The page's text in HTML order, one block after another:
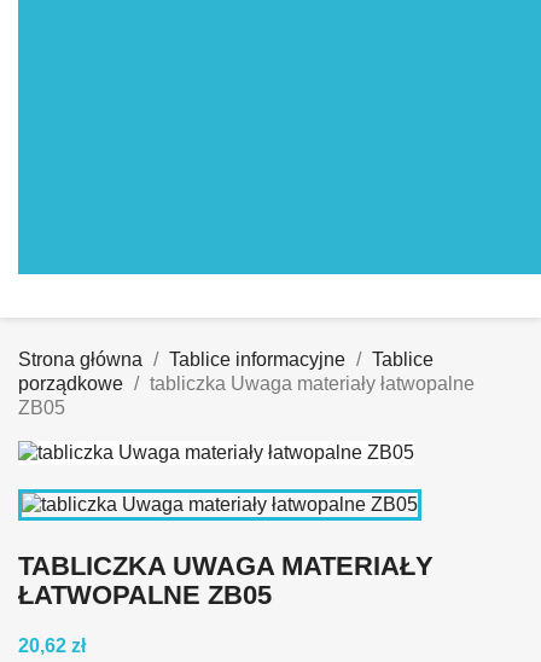
Strona główna Tablice informacyjne
Tablice
porządkowe
tabliczka Uwaga materiały łatwopalne
ZB05
TABLICZKA UWAGA MATERIAŁY
ŁATWOPALNE ZB05
20,62 zł